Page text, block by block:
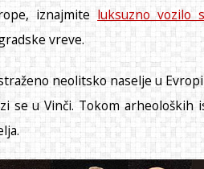
iznajmiteluksuzno vozilo
vreve.
neolitsko naselje u
se u Vinči. Tokom